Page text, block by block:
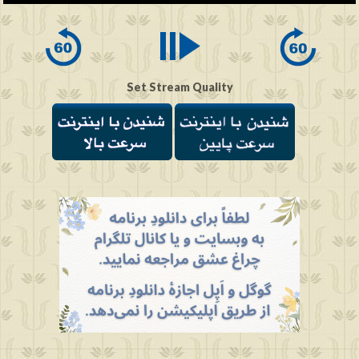
0
seconds
Set Stream Quality